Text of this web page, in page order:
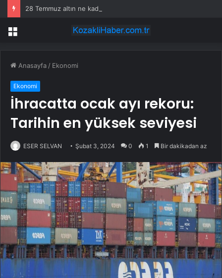
Menü
Anasayfa / Ekonomi
Ekonomi
İhracatta ocak ayı rekoru:
Tarihin en yüksek seviyesi
ESER SELVAN Şubat 3, 2024 0 1 Bir dakikadan az